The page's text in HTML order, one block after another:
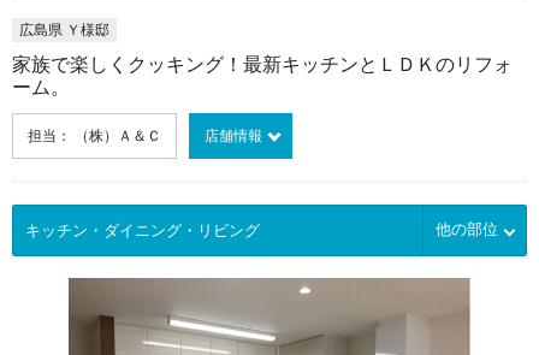
広島県 Ｙ様邸
家族で楽しくクッキング！最新キッチンとＬＤＫのリフォ
ーム。
担当： （株）Ａ＆Ｃ 店舗情報
他の部位